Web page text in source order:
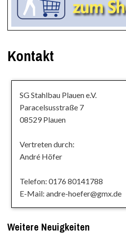
Kontakt
SG Stahlbau Plauen e.V.
Paracelsusstraße 7
08529 Plauen
Vertreten durch:
André Höfer
Telefon: 0176 80141788
E-Mail: andre-hoefer@gmx.de
Weitere Neuigkeiten